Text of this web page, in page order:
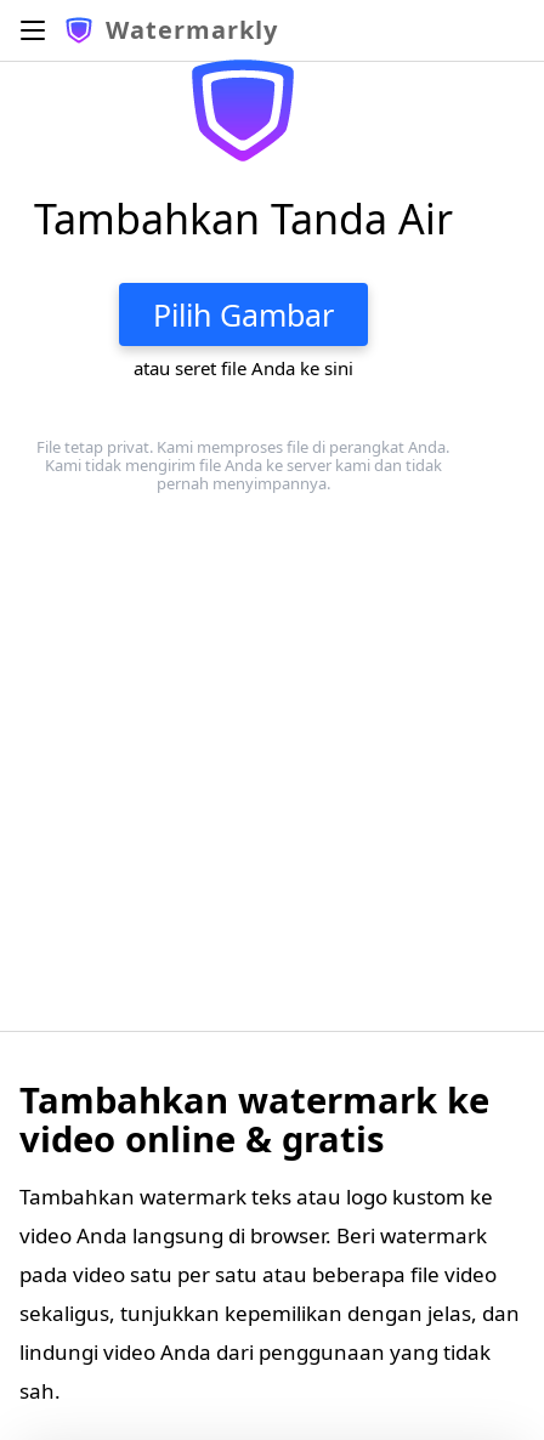
Watermarkly
Tambahkan Tanda Air
Pilih Gambar
atau seret file Anda ke sini
File tetap privat. Kami memproses file di perangkat Anda.
Kami tidak mengirim file Anda ke server kami dan tidak
pernah menyimpannya.
Tambahkan watermark ke
video online & gratis
Tambahkan watermark teks atau logo kustom ke
video Anda langsung di browser. Beri watermark
pada video satu per satu atau beberapa file video
sekaligus, tunjukkan kepemilikan dengan jelas, dan
lindungi video Anda dari penggunaan yang tidak
sah.